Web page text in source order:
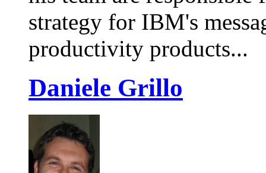
strategy for IBM's
productivity products...
Daniele Grillo